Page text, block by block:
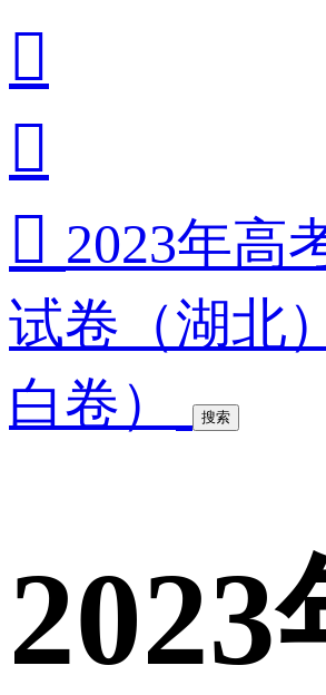


 2023年高
试卷（湖北
白卷）
搜索
2023